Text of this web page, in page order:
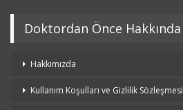
Doktordan Önce Hakkında
Hakkımızda
Kullanım Koşulları ve Gizlilik Sözleşmesi